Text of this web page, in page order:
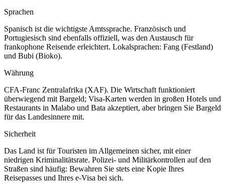
Sprachen
Spanisch ist die wichtigste Amtssprache. Französisch und
Portugiesisch sind ebenfalls offiziell, was den Austausch für
frankophone Reisende erleichtert. Lokalsprachen: Fang (Festland)
und Bubi (Bioko).
Währung
CFA-Franc Zentralafrika (XAF). Die Wirtschaft funktioniert
überwiegend mit Bargeld; Visa-Karten werden in großen Hotels und
Restaurants in Malabo und Bata akzeptiert, aber bringen Sie Bargeld
für das Landesinnere mit.
Sicherheit
Das Land ist für Touristen im Allgemeinen sicher, mit einer
niedrigen Kriminalitätsrate. Polizei- und Militärkontrollen auf den
Straßen sind häufig: Bewahren Sie stets eine Kopie Ihres
Reisepasses und Ihres e-Visa bei sich.